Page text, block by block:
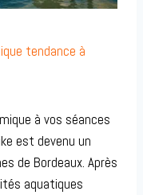
tendance à
à vos séances
est devenu un
de Bordeaux. Après
aquatiques